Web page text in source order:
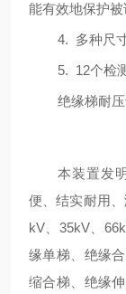
能有效地保护被
4. 多种尺
5. 12个检
绝缘梯耐
本装置发
便、结实耐用
kV
35kV、
缘单梯、绝缘
缩合梯、绝缘